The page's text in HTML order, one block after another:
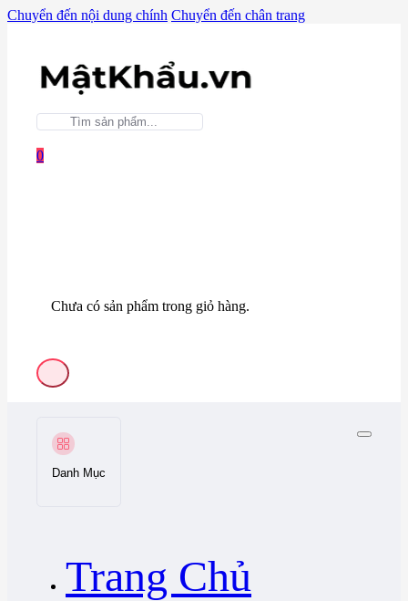
Chuyển đến nội dung chính Chuyển đến chân trang
0
Chưa có sản phẩm trong giỏ hàng.
Danh Mục
Trang Chủ